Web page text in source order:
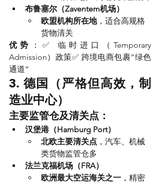
布鲁塞尔（Zaventem机场）
欧盟机构所在地 ，适合高规格
货物清关
优势
：✅ 临时进口（Temporary
Admission）政策✅ 跨境电商包裹“绿色
通道”
3. 德国（严格但高效，制
造业中心）
主要监管仓及清关点：
汉堡港（Hamburg Port）
北欧主要清关点 ，汽车、机械
类货物监管仓多
法兰克福机场（FRA）
欧洲最大空运海关之一 ，精密